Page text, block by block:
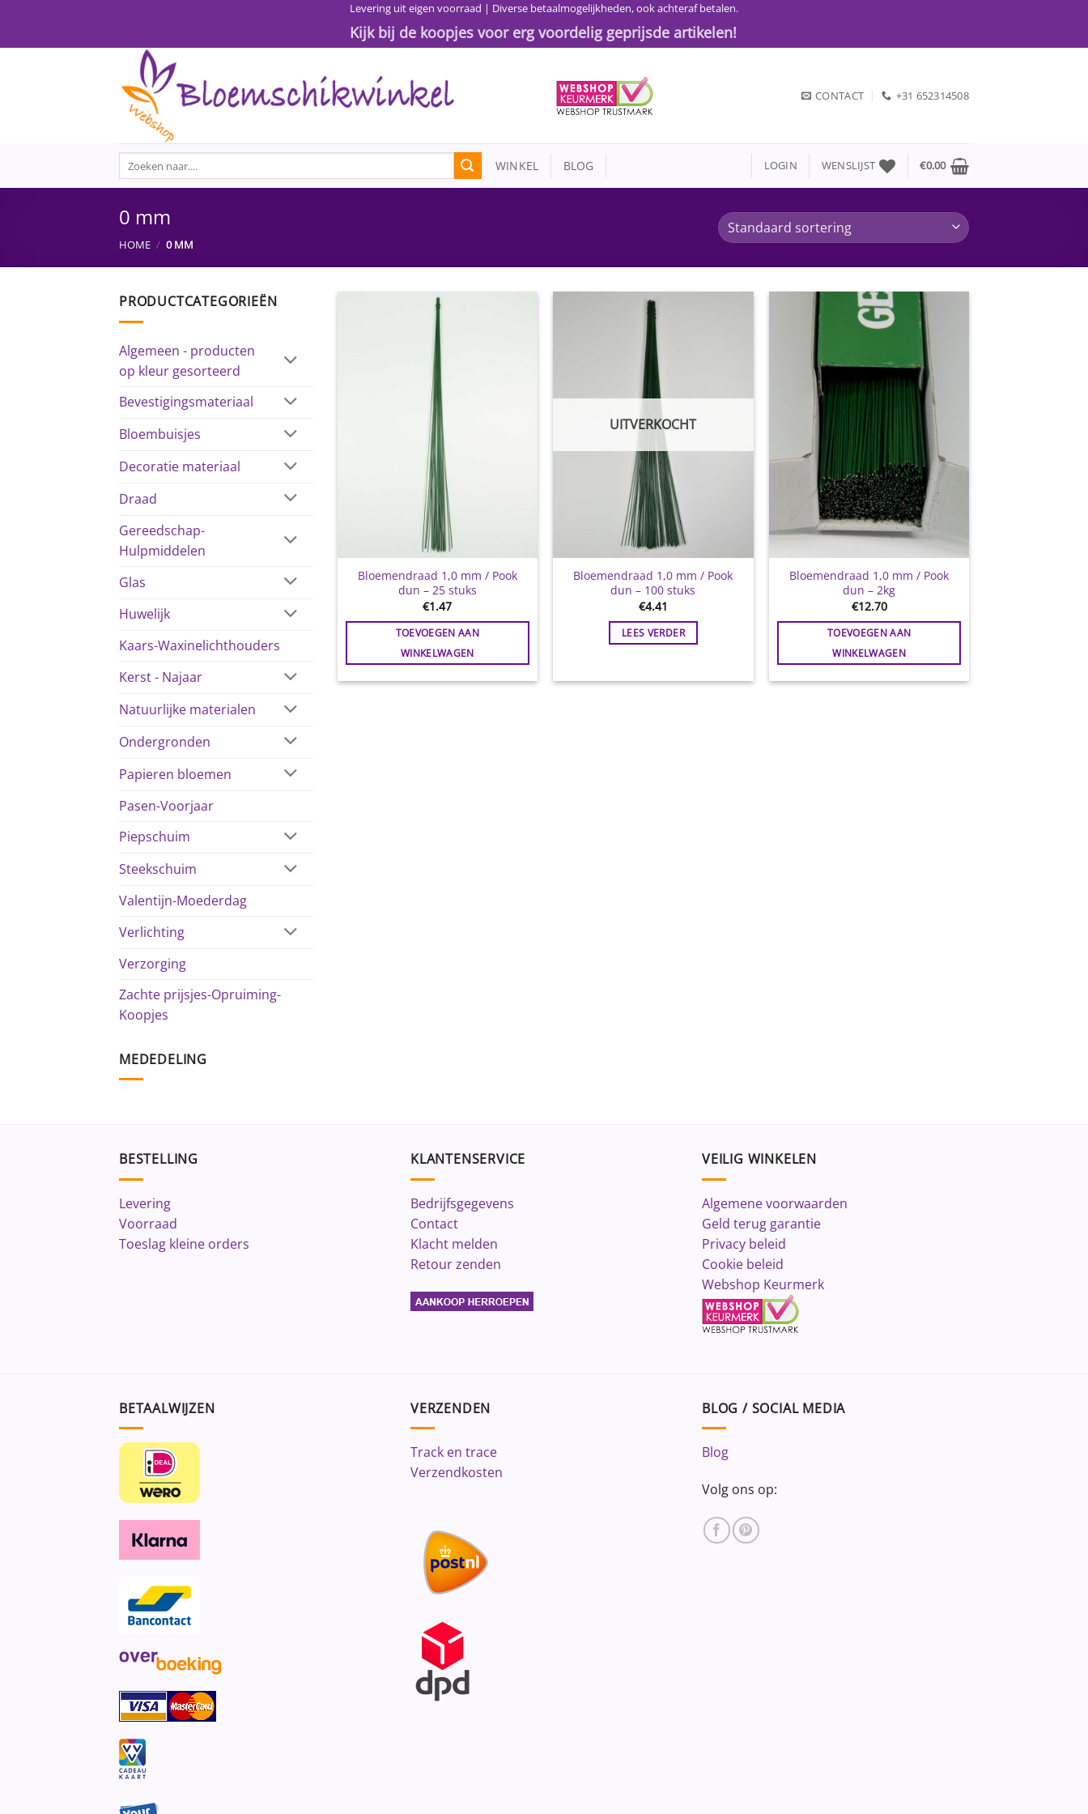
inhoud
Levering uit eigen voorraad | Diverse betaalmogelijkheden, ook achteraf betalen.
Kijk bij de koopjes voor erg voordelig geprijsde artikelen!
CONTACT +31 652314508
Zoeken
naar:
WINKEL BLOG LOGIN WENSLIJST €0.00
0 mm
HOME / 0 MM
PRODUCTCATEGORIEËN
Algemeen - producten
op kleur gesorteerd
Bevestigingsmateriaal
Bloembuisjes
Decoratie materiaal
Draad
Gereedschap-
Hulpmiddelen
Glas
Huwelijk
Kaars-Waxinelichthouders
Kerst - Najaar
Natuurlijke materialen
Ondergronden
Papieren bloemen
Pasen-Voorjaar
Piepschuim
Steekschuim
Valentijn-Moederdag
Verlichting
Verzorging
Zachte prijsjes-Opruiming-
Koopjes
MEDEDELING
Bloemendraad 1,0 mm / Pook
dun – 25 stuks
€1.47
TOEVOEGEN AAN
WINKELWAGEN
UITVERKOCHT
Bloemendraad 1,0 mm / Pook
dun – 100 stuks
€4.41
LEES VERDER
Toevoegen
aan
wenslijst
Bloemendraad 1,0 mm / Pook
dun – 2kg
€12.70
TOEVOEGEN AAN
WINKELWAGEN
BESTELLING
Levering
Voorraad
Toeslag kleine orders
KLANTENSERVICE
Bedrijfsgegevens
Contact
Klacht melden
Retour zenden
VEILIG WINKELEN
Algemene voorwaarden
Geld terug garantie
Privacy beleid
Cookie beleid
Webshop Keurmerk
BETAALWIJZEN VERZENDEN
Track en trace
Verzendkosten
BLOG / SOCIAL MEDIA
Blog
Volg ons op: